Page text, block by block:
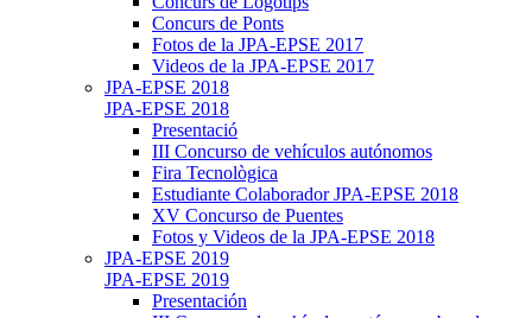
Concurs de Ponts
Fotos de la JPA-EPSE 2017
Videos de la JPA-EPSE 2017
JPA-EPSE 2018
JPA-EPSE 2018
Presentació
III Concurso de vehículos autónomos
Fira Tecnològica
Estudiante Colaborador JPA-EPSE 2018
XV Concurso de Puentes
Fotos y Videos de la JPA-EPSE 2018
JPA-EPSE 2019
JPA-EPSE 2019
Presentación